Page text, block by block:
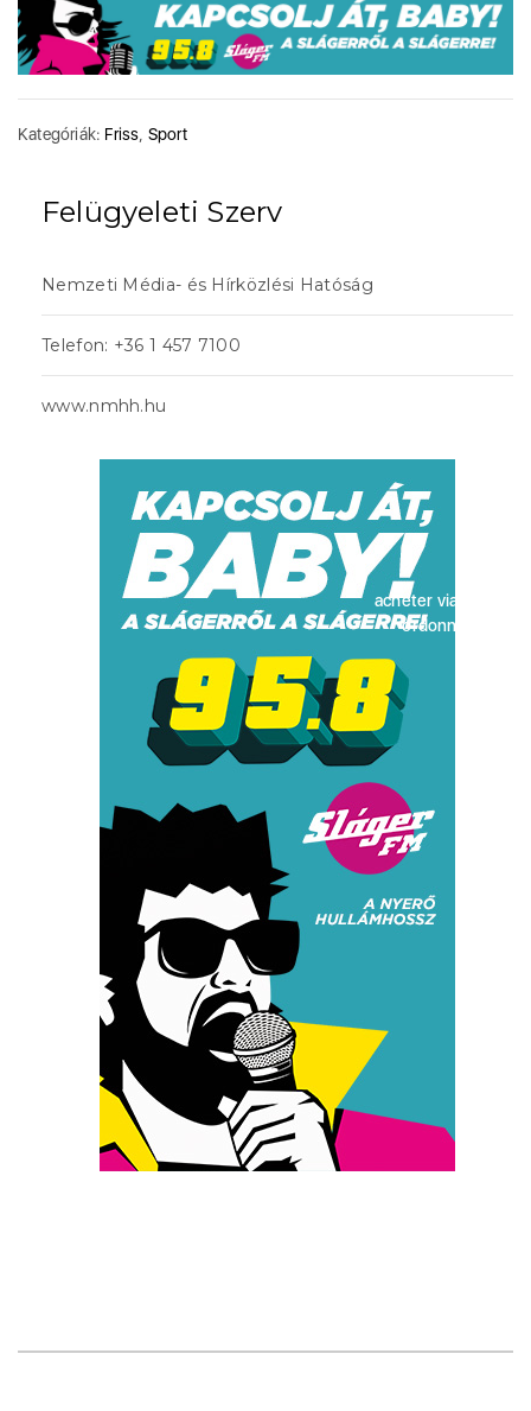
Kategóriák: Friss Sport
Felügyeleti Szerv
Nemzeti Média- és Hírközlési Hatóság
Telefon: +36 1 457 7100
www.nmhh.hu
acheter viagra sans
ordonnance